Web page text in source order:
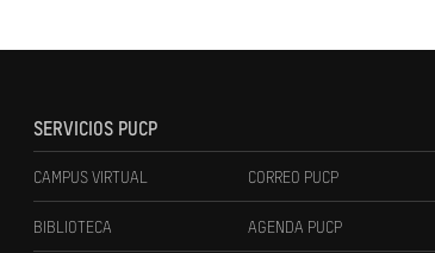
SERVICIOS PUCP
CAMPUS VIRTUAL CORREO PUCP
BIBLIOTECA AGENDA PUCP